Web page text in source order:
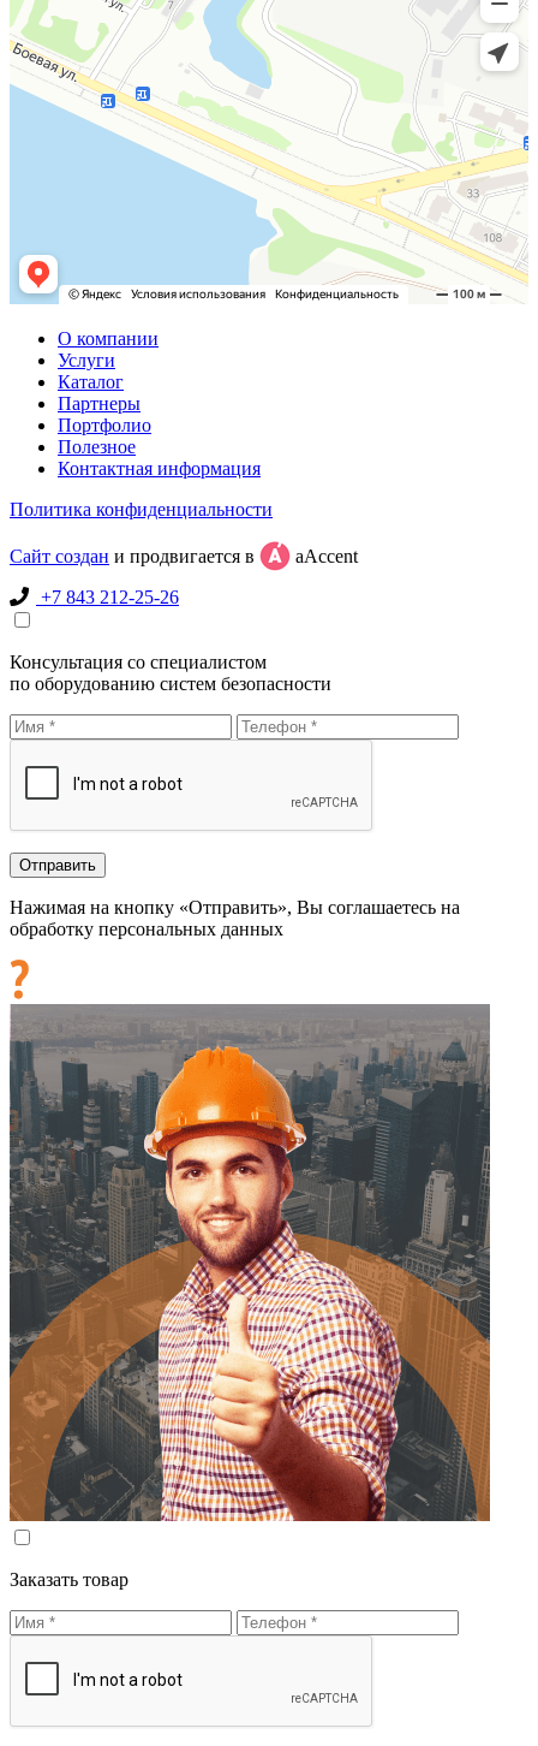
О компании
Услуги
Каталог
Партнеры
Портфолио
Полезное
Контактная информация
Политика конфиденциальности
Сайт создан и продвигается в
aAccent
+7 843 212-25-26
Консультация со специалистом
по оборудованию систем безопасности
Нажимая на кнопку «Отправить», Вы соглашаетесь на
обработку персональных данных
Заказать товар